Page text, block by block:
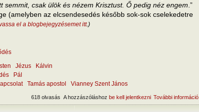
semmit, csak ülök és nézem Krisztust. Ő pedig néz engem .”
(amelyben az elcsendesedés később sok-sok cselekedetre
el a blogbejegyzésemet itt.)
Jézus
Kálvin
Pál
Tamás apostol Vianney Szent János
További információ
A hozzászóláshoz be kell jelentkezni
618 olvasás